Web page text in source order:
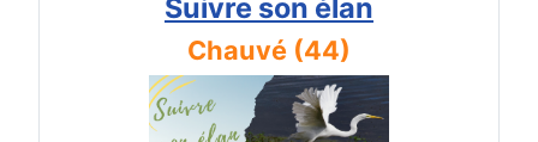
Suivre son élan
Chauvé (44)